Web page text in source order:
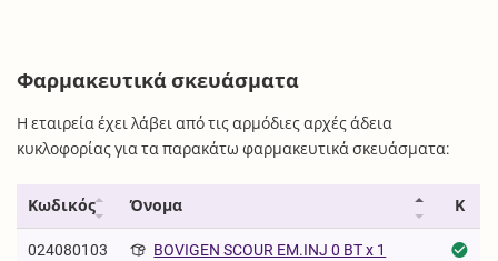
Φαρμακευτικά σκευάσματα
Η εταιρεία έχει λάβει από τις αρμόδιες αρχές άδεια
κυκλοφορίας για τα παρακάτω φαρμακευτικά σκευάσματα:
Κωδικός Όνομα Κ
024080103
BOVIGEN SCOUR EM.INJ 0 BT x 1